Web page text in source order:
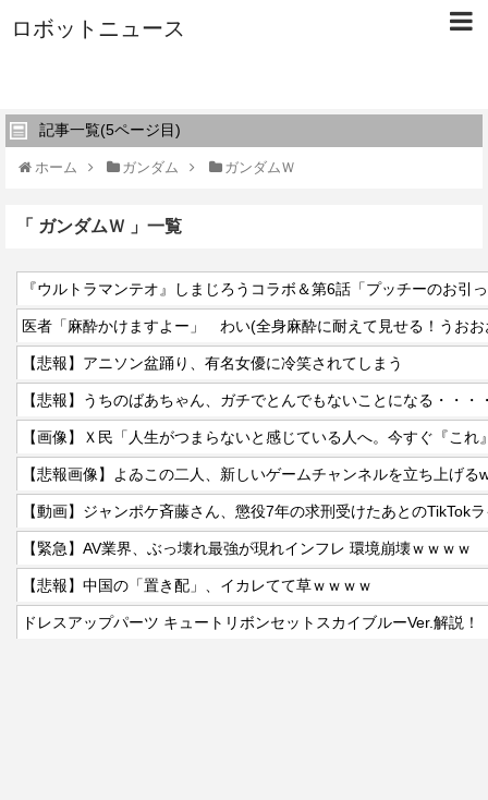
ロボットニュース
記事一覧(5ページ目)
ホーム ガンダム ガンダムＷ
「 ガンダムＷ 」一覧
『ウルトラマンテオ』しまじろうコラボ＆第6話「プッチーのお引
医者「麻酔かけますよー」 わい(全身麻酔に耐えて見せる！うお
【悲報】アニソン盆踊り、有名女優に冷笑されてしまう
【悲報】うちのばあちゃん、ガチでとんでもないことになる・・・
【悲報画像】よゐこの二人、新しいゲームチャンネルを立ち上げる
【緊急】AV業界、ぶっ壊れ最強が現れインフレ 環境崩壊ｗｗｗｗ
【悲報】中国の「置き配」、イカレてて草ｗｗｗｗ
ドレスアップパーツ キュートリボンセットスカイブルーVer.解説！